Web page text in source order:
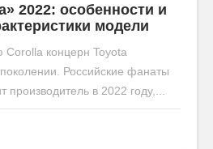
2022: особенности и
модели
концерн Toyota
Российские фанаты
производитель в 2022 году,...